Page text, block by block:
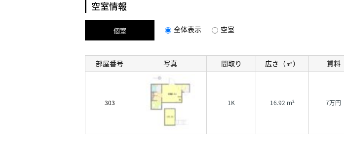
空室情報
個室 全体表示 空室
部屋番号 写真 間取り 広さ（㎡） 賃料
303 1K 16.92 m² 7万円